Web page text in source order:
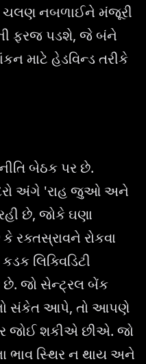
ચલણ નબળાઈને મંજૂરી
ફરજ પડશે, જે બંને
માટે હેડવિન્ડ તરીકે
બેઠક પર છે.
દરો અંગે 'રાહ જુઓ અને
છે, જોકે ઘણા
રક્તસ્રાવને રોકવા
લિક્વિડિટી
છે. જો સેન્ટ્રલ બેંક
સંકેત આપે, તો આપણે
જોઈ શકીએ છીએ. જો
સ્થિર ન થાય અને